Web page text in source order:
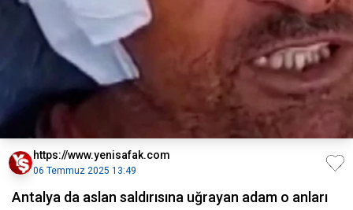
https://www.yenisafak.com
06 Temmuz 2025 13:49
Antalya da aslan saldırısına uğrayan adam o anları